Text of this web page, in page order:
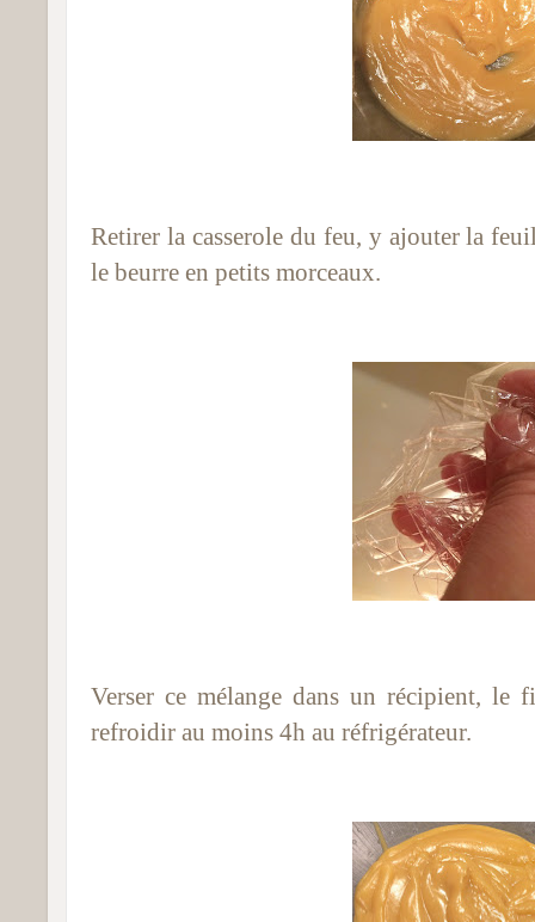
Retirer la casserole du feu, y ajouter la
le beurre en petits morceaux.
Verser ce mélange dans un récipient, le
refroidir au moins 4h au réfrigérateur.